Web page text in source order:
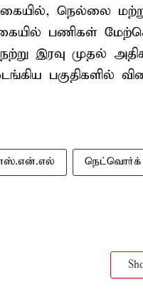
நெல்லை
பணிகள்
இரவு முதல்
பகுதிகளில்
நெட்வொர்க்